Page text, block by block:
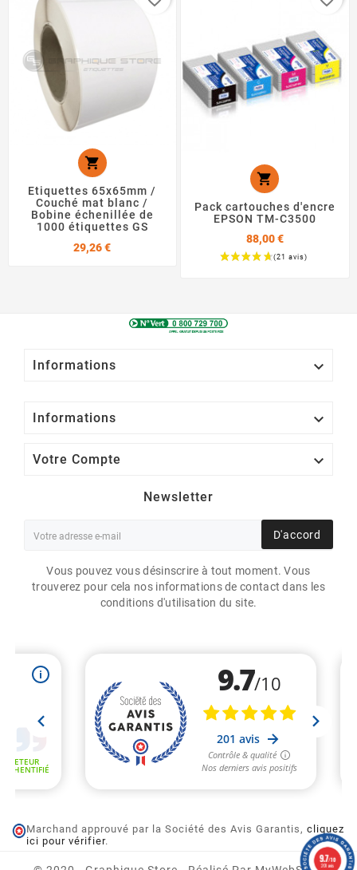

Etiquettes 65x65mm /
Couché mat blanc /
Bobine échenillée de
1000 étiquettes GS
29,26 €Prix

Pack cartouches d'encre
EPSON TM-C3500
88,00 €
Prix
ETIQUETTES 50X50MM /
2000 ÉTIQUETTES GS
Informations 
Informations 
Votre Compte 
Newsletter
D'accord
Vous pouvez vous désinscrire à tout moment. Vous
trouverez pour cela nos informations de contact dans les
conditions d'utilisation du site.
Marchand approuvé par la Société des Avis Garantis, cliquez
ici pour vérifier.
9.7/10
201 avis